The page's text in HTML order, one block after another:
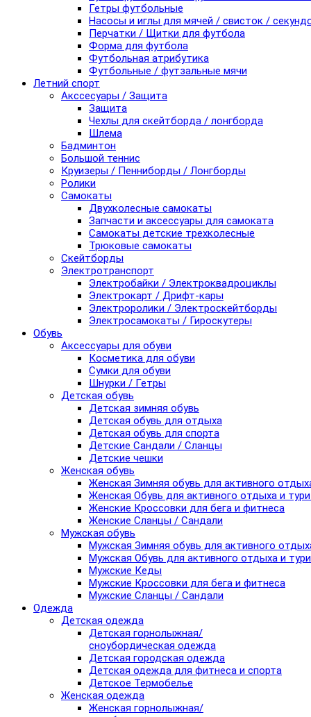
Гетры футбольные
Насосы и иглы для мячей / свисток /
Перчатки / Щитки для футбола
Форма для футбола
Футбольная атрибутика
Футбольные / футзальные мячи
Летний спорт
Акссесуары / Защита
Защита
Чехлы для скейтборда / лонгборда
Шлема
Бадминтон
Большой теннис
Круизеры / Пенниборды / Лонгборды
Ролики
Самокаты
Двухколесные самокаты
Запчасти и аксессуары для самоката
Самокаты детские трехколесные
Трюковые самокаты
Скейтборды
Электротранспорт
Электробайки / Электроквадроциклы
Электрокарт / Дрифт-кары
Электроролики / Электроскейтборды
Электросамокаты / Гироскутеры
Обувь
Аксессуары для обуви
Косметика для обуви
Сумки для обуви
Шнурки / Гетры
Детская обувь
Детская зимняя обувь
Детская обувь для отдыха
Детская обувь для спорта
Детские Сандали / Сланцы
Детские чешки
Женская обувь
Женская Зимняя обувь для активного
Женская Обувь для активного отдыха и
Женские Кроссовки для бега и фитнеса
Женские Сланцы / Сандали
Мужская обувь
Мужская Зимняя обувь для активного
Мужская Обувь для активного отдыха и
Мужские Кеды
Мужские Кроссовки для бега и фитнеса
Мужские Сланцы / Сандали
Одежда
Детская одежда
Детская горнолыжная/
сноубордическая одежда
Детская городская одежда
Детская одежда для фитнеса и спорта
Детское Термобелье
Женская одежда
Женская горнолыжная/